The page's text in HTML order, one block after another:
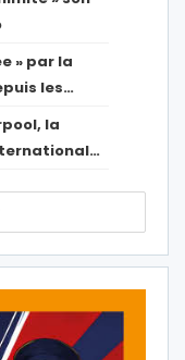
» par la
les…
la